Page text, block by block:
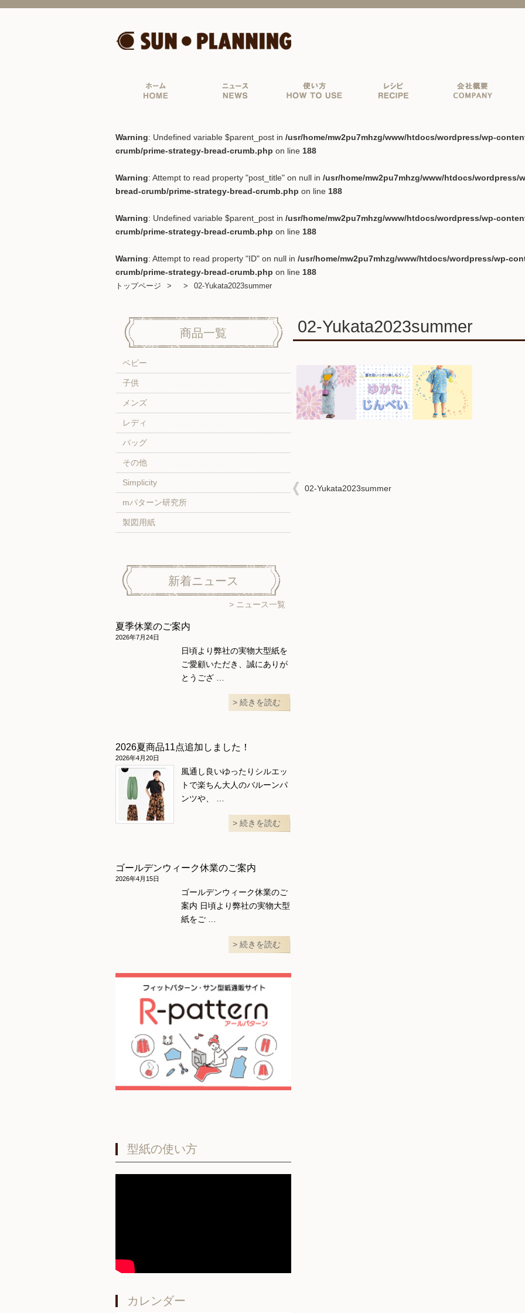
Warning: Undefined variable $parent_post in /usr/home/mw2pu7mhzg/www/htdocs/wordpress/wp-
crumb/prime-strategy-bread-crumb.php on line 188
Warning: Attempt to read property "post_title" on null in /usr/home/mw2pu7mhzg/www/htdocs/
bread-crumb/prime-strategy-bread-crumb.php on line 188
Warning: Undefined variable $parent_post in /usr/home/mw2pu7mhzg/www/htdocs/wordpress/wp-
crumb/prime-strategy-bread-crumb.php on line 188
Warning: Attempt to read property "ID" on null in /usr/home/mw2pu7mhzg/www/htdocs/wordpress/wp-
crumb/prime-strategy-bread-crumb.php on line 188
トップページ
02-Yukata2023summer
02-Yukata2023summer
02-Yukata2023summer
商品一覧
ベビー
子供
メンズ
レディ
バッグ
その他
Simplicity
mパターン研究所
製図用紙
新着ニュース
ニュース一覧
夏季休業のご案内
2026年7月24日
日頃より弊社の実物大型紙を
ご愛顧いただき、誠にありが
とうござ …
続きを読む
2026夏商品11点追加しました！
2026年4月20日
風通し良いゆったりシルエッ
トで楽ちん大人のバルーンパ
ンツや、 …
続きを読む
ゴールデンウィーク休業のご案内
2026年4月15日
ゴールデンウィーク休業のご
案内 日頃より弊社の実物大型
紙をご …
続きを読む
型紙の使い方
カレンダー